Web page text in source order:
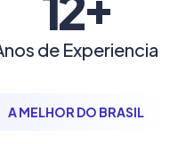
de Experiencia
A MELHOR DO BRASIL